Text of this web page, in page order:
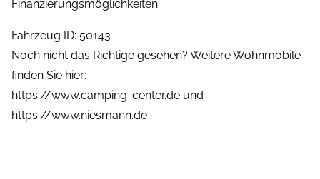
Finanzierungsmöglichkeiten.
Fahrzeug ID: 50143
Noch nicht das Richtige gesehen? Weitere Wohnmobile
finden Sie hier:
https://www.camping-center.de und
https://www.niesmann.de